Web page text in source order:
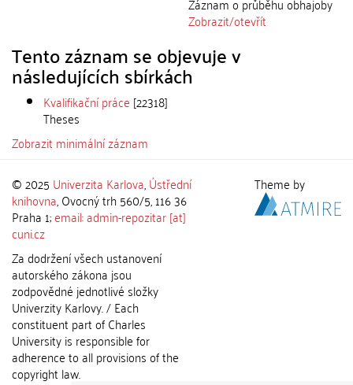
Zobrazit/otevřít
Tento záznam se objevuje v
následujících sbírkách
Kvalifikační práce [22318]
Theses
Zobrazit minimální záznam
© 2025 Univerzita Karlova,Ústřední
knihovna, Ovocný trh 560/5, 116 36
Praha 1;email: admin-repozitar [at]
cuni.cz
Za dodržení všech ustanovení
autorského zákona jsou
zodpovědné jednotlivé složky
Univerzity Karlovy. / Each
constituent part of Charles
University is responsible for
adherence to all provisions of the
copyright law.
Theme by